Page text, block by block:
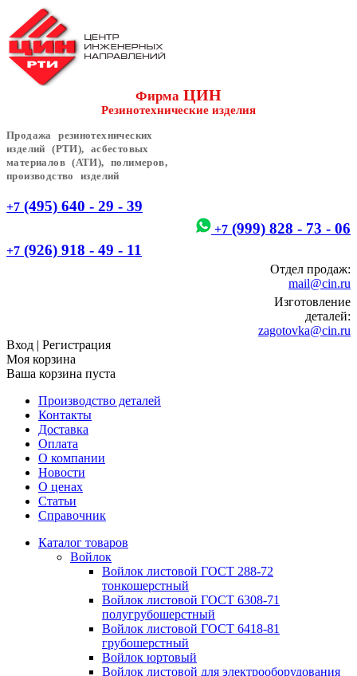
Фирма ЦИН
Резинотехнические изделия
Продажа резинотехнических
изделий (РТИ), асбестовых
материалов (АТИ), полимеров,
производство изделий
+7 (495) 640 - 29 - 39
+7 (999) 828 - 73 - 06
+7 (926) 918 - 49 - 11
Отдел продаж:
mail@cin.ru
Изготовление
деталей:
zagotovka@cin.ru
Вход | Регистрация
Моя корзина
Ваша корзина пуста
Производство деталей
Контакты
Доставка
Оплата
О компании
Новости
О ценах
Статьи
Справочник
Каталог товаров
Войлок
Войлок листовой ГОСТ 288-72
тонкошерстный
Войлок листовой ГОСТ 6308-71
полугрубошерстный
Войлок листовой ГОСТ 6418-81
грубошерстный
Войлок юртовый
Войлок листовой для электрооборудования